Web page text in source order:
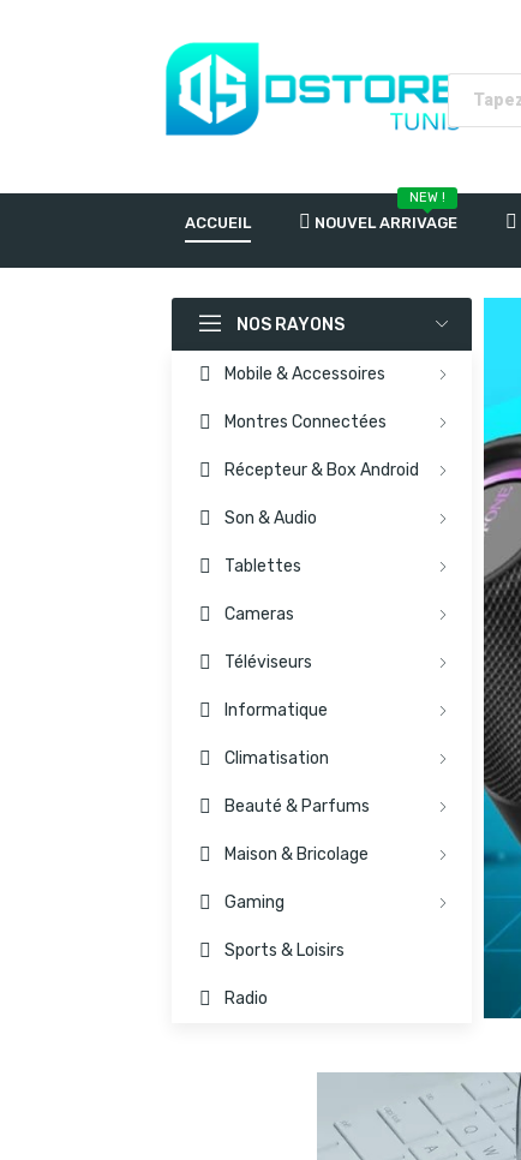
ACCUEIL NOUVEL ARRIVAGE
NEW !
NOS RAYONS
Mobile & Accessoires
Montres Connectées
Récepteur & Box Android
Son & Audio
Tablettes
Cameras
Téléviseurs
Informatique
Climatisation
Beauté & Parfums
Maison & Bricolage
Gaming
Sports & Loisirs
Radio